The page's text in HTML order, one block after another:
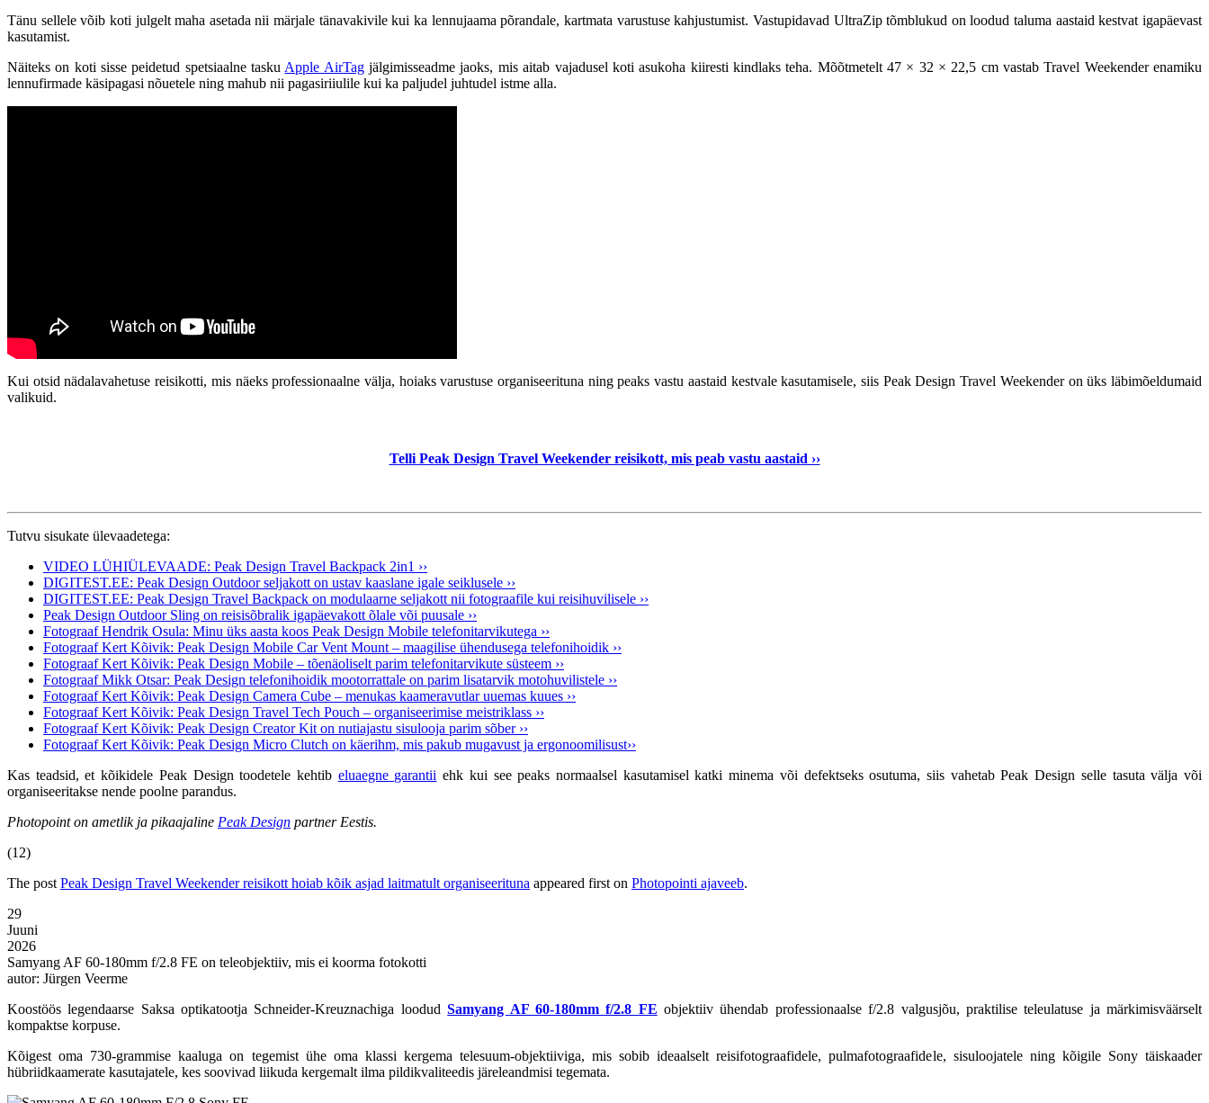
Tänu sellele võib koti julgelt maha asetada nii märjale tänavakivile kui ka lennujaama põrandale, kartmata varustuse kahjustumist. Vastupidavad UltraZip tõmblukud on loodud taluma aastaid kestvat igapäevast
kasutamist.
Näiteks on koti sisse peidetud spetsiaalne tasku Apple AirTagjälgimisseadme jaoks, mis aitab vajadusel koti asukoha kiiresti kindlaks teha. Mõõtmetelt 47 × 32 × 22,5 cm vastab Travel Weekender enamiku
lennufirmade käsipagasi nõuetele ning mahub nii pagasiriiulile kui ka paljudel juhtudel istme alla.
Kui otsid nädalavahetuse reisikotti, mis näeks professionaalne välja, hoiaks varustuse organiseerituna ning peaks vastu aastaid kestvale kasutamisele, siis Peak Design Travel Weekender on üks läbimõeldumaid
valikuid.
Telli Peak Design Travel Weekender reisikott, mis peab vastu aastaid ››
Tutvu sisukate ülevaadetega:
VIDEO LÜHIÜLEVAADE: Peak Design Travel Backpack 2in1 ››
DIGITEST.EE: Peak Design Outdoor seljakott on ustav kaaslane igale seiklusele ››
DIGITEST.EE: Peak Design Travel Backpack on modulaarne seljakott nii fotograafile kui reisihuvilisele ››
Peak Design Outdoor Sling on reisisõbralik igapäevakott õlale või puusale ››
Fotograaf Hendrik Osula: Minu üks aasta koos Peak Design Mobile telefonitarvikutega ››
Fotograaf Kert Kõivik: Peak Design Mobile Car Vent Mount – maagilise ühendusega telefonihoidik ››
Fotograaf Kert Kõivik: Peak Design Mobile – tõenäoliselt parim telefonitarvikute süsteem ››
Fotograaf Mikk Otsar: Peak Design telefonihoidik mootorrattale on parim lisatarvik motohuvilistele ››
Fotograaf Kert Kõivik: Peak Design Camera Cube – menukas kaameravutlar uuemas kuues ››
Fotograaf Kert Kõivik: Peak Design Travel Tech Pouch – organiseerimise meistriklass ››
Fotograaf Kert Kõivik: Peak Design Creator Kit on nutiajastu sisulooja parim sõber ››
Fotograaf Kert Kõivik: Peak Design Micro Clutch on käerihm, mis pakub mugavust ja ergonoomilisust››
Kas teadsid, et kõikidele Peak Design toodetele kehtib eluaegne garantii ehk kui see peaks normaalsel kasutamisel katki minema või defektseks osutuma, siis vahetab Peak Design selle tasuta välja või
organiseeritakse nende poolne parandus.
Photopoint on ametlik ja pikaajaline Peak Design partner Eestis.
(12)
The post Peak Design Travel Weekender reisikott hoiab kõik asjad laitmatult organiseerituna appeared first on Photopointi ajaveeb.
29
Juuni
2026
Samyang AF 60-180mm f/2.8 FE on teleobjektiiv, mis ei koorma fotokotti
autor: Jürgen Veerme
Koostöös legendaarse Saksa optikatootja Schneider-Kreuznachiga loodudSamyang AF 60-180mm f/2.8 FE objektiiv ühendab professionaalse f/2.8 valgusjõu, praktilise teleulatuse ja märkimisväärselt
kompaktse korpuse.
Kõigest oma 730-grammise kaaluga on tegemist ühe oma klassi kergema telesuum-objektiiviga, mis sobib ideaalselt reisifotograafidele, pulmafotograafidele, sisuloojatele ning kõigile Sony täiskaader
hübriidkaamerate kasutajatele, kes soovivad liikuda kergemalt ilma pildikvaliteedis järeleandmisi tegemata.